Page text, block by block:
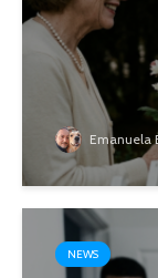
Emanuela
NEWS